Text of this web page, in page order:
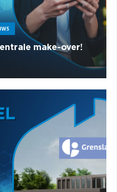
make-over!